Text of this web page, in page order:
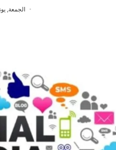
الجمعة, يونيو 27